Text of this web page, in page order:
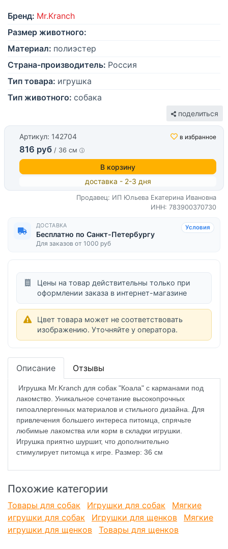
Бренд: Mr.Kranch
Размер животного:
Материал: полиэстер
Страна-производитель: Россия
Тип товара: игрушка
Тип животного: собака
поделиться
Артикул: 142704 в избранное
816 руб / 36 см
В корзину
доставка - 2-3 дня
Продавец: ИП Юльева Екатерина Ивановна
ИНН: 783900370730
ДОСТАВКА
Бесплатно по Санкт-Петербургу
Для заказов от 1000 руб
Условия
Цены на товар действительны только при
оформлении заказа в интернет-магазине
Цвет товара может не соответствовать
изображению. Уточняйте у оператора.
Описание Отзывы
Игрушка Mr.Kranch для собак "Коала" с карманами под
лакомство. Уникальное сочетание высокопрочных
гипоаллергенных материалов и стильного дизайна. Для
привлечения большего интереса питомца, спрячьте
любимые лакомства или корм в складки игрушки.
Игрушка приятно шуршит, что дополнительно
стимулирует питомца к игре. Размер: 36 см
Похожие категории
Товары для собак Игрушки для собак
Мягкие
игрушки для собак
Игрушки для щенков
Мягкие
игрушки для щенков
Товары для щенков